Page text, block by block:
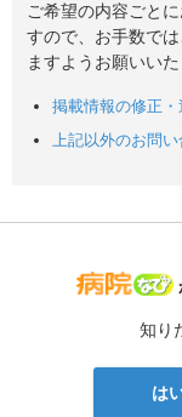
ご希望の内容ごと
すので、お手数で
ますようお願いいた
掲載情報の修正
上記以外のお問
知り
は